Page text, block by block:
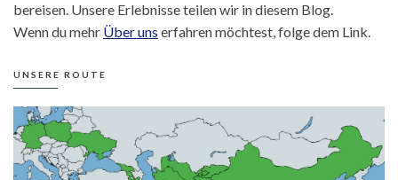
bereisen. Unsere Erlebnisse teilen wir in diesem Blog.
Wenn du mehr Über uns erfahren möchtest, folge dem Link.
UNSERE ROUTE